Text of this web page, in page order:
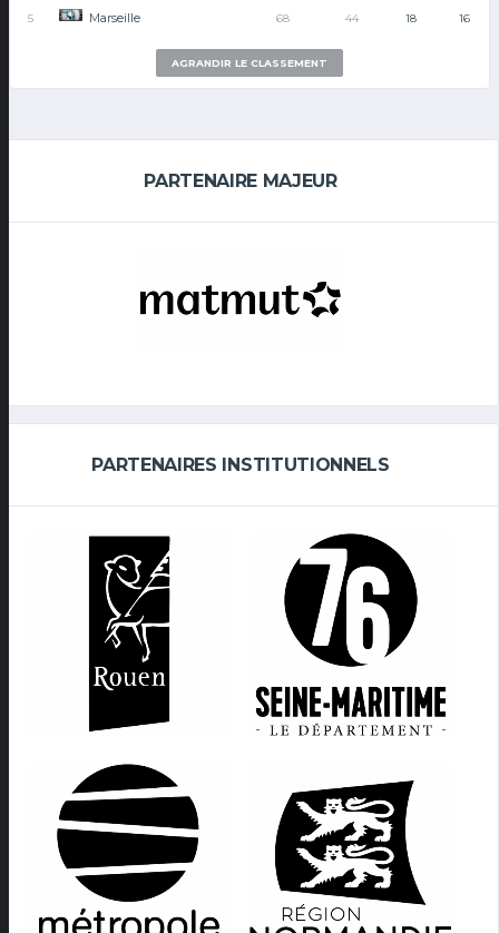
5 Marseille 68 44 18 16
AGRANDIR LE CLASSEMENT
PARTENAIRE MAJEUR
PARTENAIRES INSTITUTIONNELS